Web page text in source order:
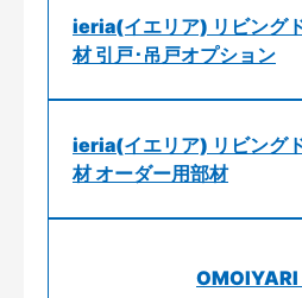
ieria(イエリア) リビング
材 引戸･吊戸オプション
ieria(イエリア) リビング
材 オーダー用部材
OMOIYARI